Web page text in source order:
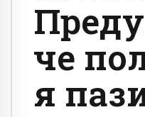
че
я